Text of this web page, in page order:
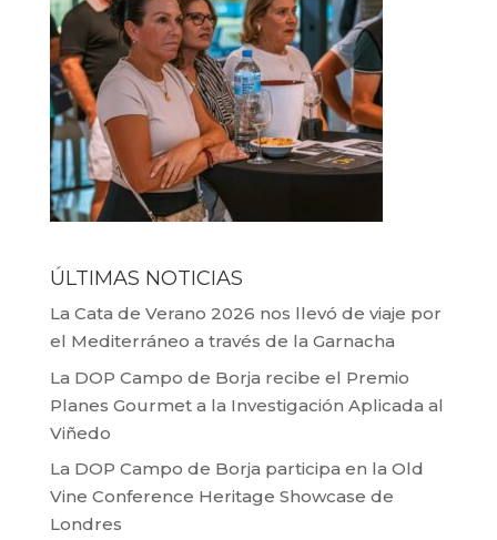
ÚLTIMAS NOTICIAS
La Cata de Verano 2026 nos llevó de viaje por
el Mediterráneo a través de la Garnacha
La DOP Campo de Borja recibe el Premio
Planes Gourmet a la Investigación Aplicada al
Viñedo
La DOP Campo de Borja participa en la Old
Vine Conference Heritage Showcase de
Londres